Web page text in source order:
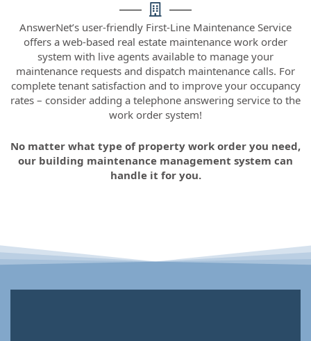
AnswerNet’s user-friendly First-Line Maintenance Service
offers a web-based real estate maintenance work order
system with live agents available to manage your
maintenance requests and dispatch maintenance calls. For
complete tenant satisfaction and to improve your occupancy
rates – consider adding a telephone answering service to the
work order system!
No matter what type of property work order you need,
our building maintenance management system can
handle it for you.